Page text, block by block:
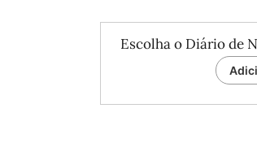
Escolha o Diário de